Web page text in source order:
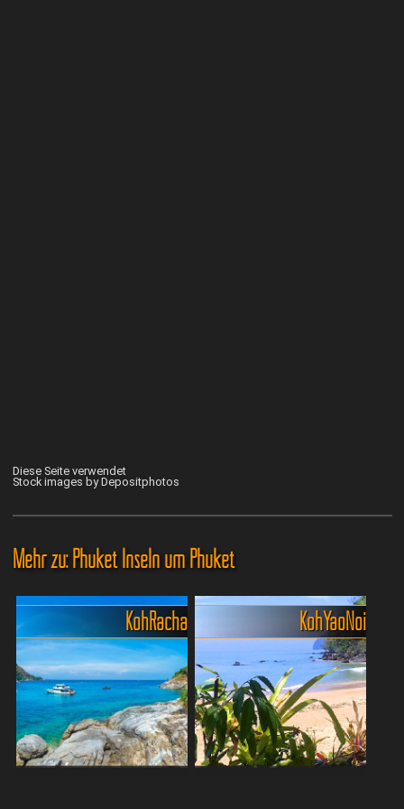
Diese Seite verwendet
Stock images by Depositphotos
Mehr zu: Phuket Inseln um Phuket
Koh Racha Koh Yao Noi